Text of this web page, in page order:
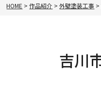
HOME >作品紹介 >外壁塗装工事 >
吉川